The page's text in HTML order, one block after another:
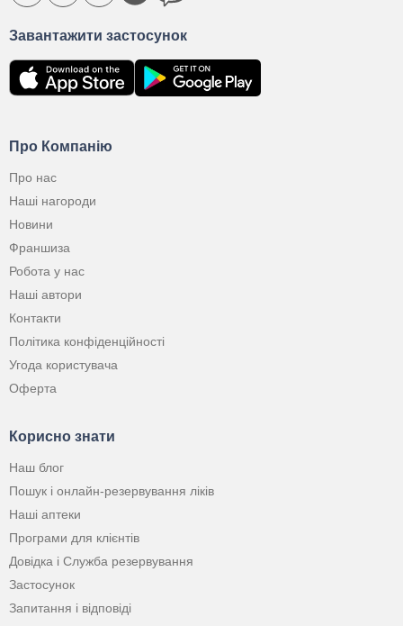
Про Компанію
Про нас
Наші нагороди
Новини
Франшиза
Робота у нас
Наші автори
Контакти
Політика конфіденційності
Угода користувача
Оферта
Корисно знати
Наш блог
Пошук і онлайн-резервування ліків
Наші аптеки
Програми для клієнтів
Довідка і Служба резервування
Застосунок
Запитання і відповіді
Завантажити застосунок